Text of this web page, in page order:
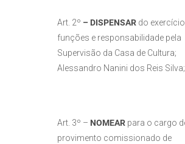
Art. 2º – DISPENSAR do
funções e responsabilidade pela
Supervisão da Casa de Cultura;
Alessandro Nanini dos Reis Silva;
Art. 3º – NOMEAR para o cargo
provimento comissionado de